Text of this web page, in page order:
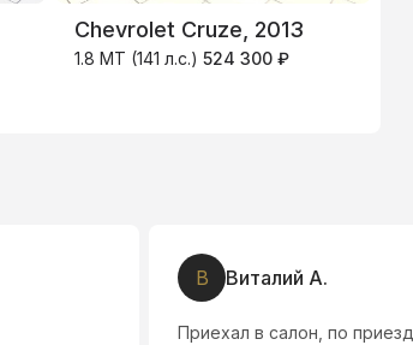
Chevrolet Cruze, 2013
1.8 MT (141 л.с.) 524 300 ₽
В Виталий А.
Приехал в салон, по